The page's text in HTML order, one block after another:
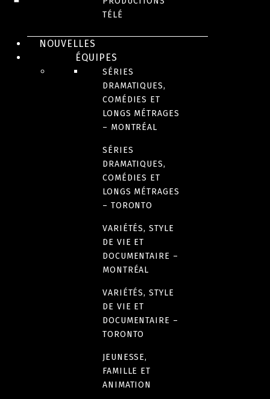
TÉLÉ
NOUVELLES
ÉQUIPES
SÉRIES
DRAMATIQUES,
COMÉDIES ET
LONGS MÉTRAGES
– MONTRÉAL
SÉRIES
DRAMATIQUES,
COMÉDIES ET
LONGS MÉTRAGES
– TORONTO
VARIÉTÉS, STYLE
DE VIE ET
DOCUMENTAIRE –
MONTRÉAL
VARIÉTÉS, STYLE
DE VIE ET
DOCUMENTAIRE –
TORONTO
JEUNESSE,
FAMILLE ET
ANIMATION
ANNÉE(S) DE DIFFUSION
NOMBRE DE SAISONS
EN IMAGES